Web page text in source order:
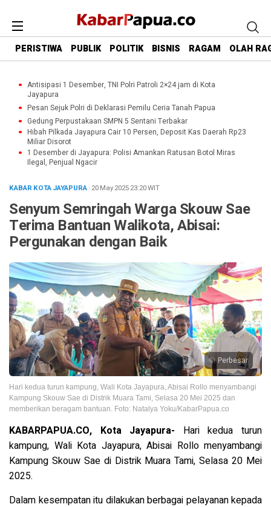
PERISTIWA PUBLIK POLITIK BISNIS RAGAM OLAH
Antisipasi 1 Desember, TNI Polri Patroli 2×24 jam di Kota
Jayapura
Pesan Sejuk Polri di Deklarasi Pemilu Ceria Tanah Papua
Gedung Perpustakaan SMPN 5 Sentani Terbakar
Hibah Pilkada Jayapura Cair 10 Persen, Deposit Kas Daerah Rp23
Miliar Disorot
1 Desember di Jayapura: Polisi Amankan Ratusan Botol Miras
Ilegal, Penjual Ngacir
KABAR KOTA JAYAPURA· 20 May 202523:20WIT
Senyum Semringah Warga Skouw Sae
Terima Bantuan Walikota, Abisai:
Pergunakan dengan Baik
Perbesar
Hari kedua turun kampung, Wali Kota Jayapura, Abisai Rollo menyambangi
Kampung Skouw Sae di Distrik Muara Tami, Selasa 20 Mei 2025 dan
memberikan beragam bantuan. Foto: Natalya Yoku/KabarPapua.co
KABARPAPUA.CO, Kota Jayapura- Hari kedua turun
kampung, Wali Kota Jayapura, Abisai Rollo menyambangi
Kampung Skouw Sae di Distrik Muara Tami, Selasa 20 Mei
2025.
Dalam kesempatan itu dilakukan berbagai pelayanan kepada